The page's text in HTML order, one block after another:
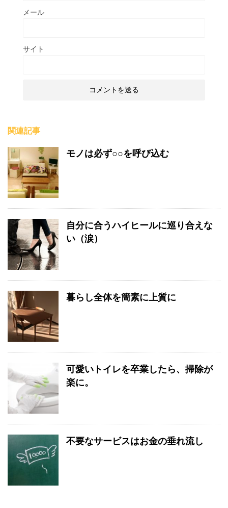
メール
サイト
関連記事
モノは必ず○○を呼び込む
自分に合うハイヒールに巡り合えな
い（涙）
暮らし全体を簡素に上質に
可愛いトイレを卒業したら、掃除が
楽に。
不要なサービスはお金の垂れ流し